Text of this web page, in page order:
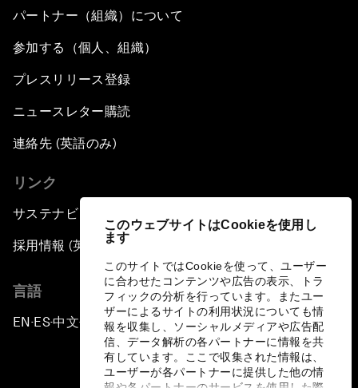
このウェブサイトはCookieを使用し
ます
このサイトではCookieを使って、ユーザー
に合わせたコンテンツや広告の表示、トラ
フィックの分析を行っています。またユー
ザーによるサイトの利用状況についても情
報を収集し、ソーシャルメディアや広告配
信、データ解析の各パートナーに情報を共
有しています。ここで収集された情報は、
ユーザーが各パートナーに提供した他の情
パートナー（組織）について
参加する（個人、組織）
プレスリリース登録
ニュースレター購読
連絡先 (英語のみ)
リンク
サステナビリティへの取り組み
採用情報 (英語のみ)
言語
EN ▪ ES▪中文▪ 日本語